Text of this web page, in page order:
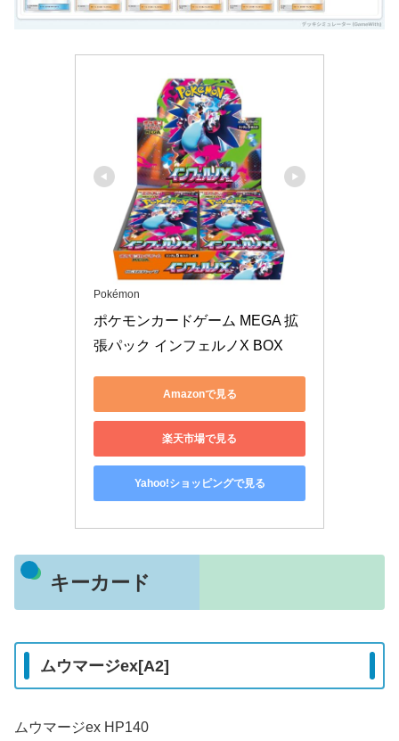
Pokémon
ポケモンカードゲーム MEGA 拡
張パック インフェルノX BOX
Amazonで見る
楽天市場で見る
Yahoo!ショッピングで見る
キーカード
ムウマージex[A2]
ムウマージex HP140